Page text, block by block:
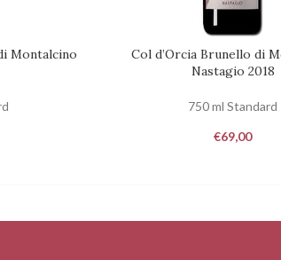
Montalcino
RICHIEDI DISPONIBILITÀ
Col d’Orcia Brunello di
Nastagio 2018
750 ml Standard
€69,00